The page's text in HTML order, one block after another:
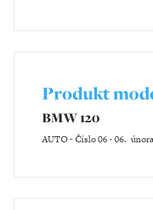
Produkt
BMW 120
AUTO-Číslo 06 ‧ 06.